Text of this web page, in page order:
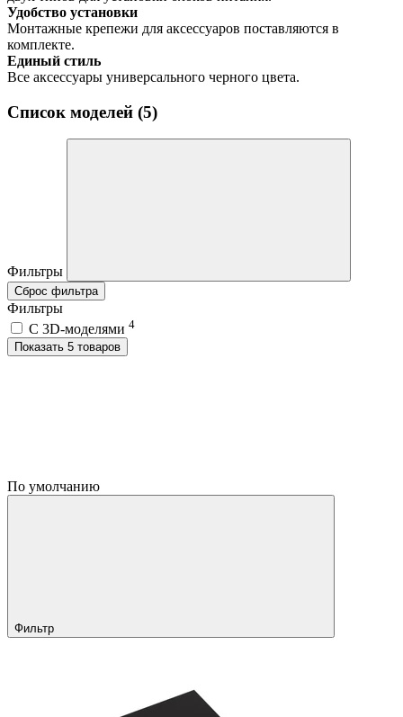
Удобство установки
Монтажные крепежи для аксессуаров поставляются в
комплекте.
Единый стиль
Все аксессуары универсального черного цвета.
Список моделей (5)
Фильтры
Сброс фильтра
Фильтры
C 3D-моделями 4
Показать 5 товаров
По умолчанию
Фильтр